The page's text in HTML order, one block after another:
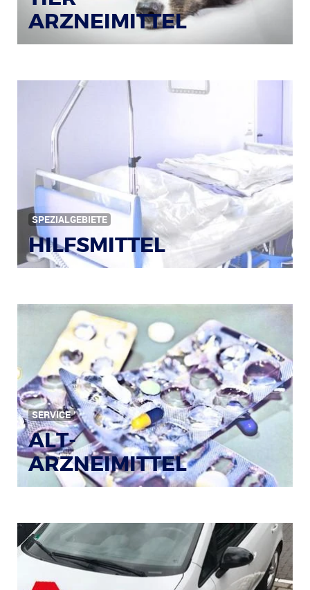
ARZNEIMITTEL
SPEZIALGEBIETE
HILFSMITTEL
Bild: © Rainer Sturm / pixelio.de
SERVICE
ALT-
ARZNEIMITTEL